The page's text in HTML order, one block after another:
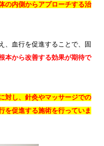
の内側からアプローチする治
、血行を促進することで、固
本から改善する効果が期待で
対し、針灸やマッサージでの
を促進する施術を行っていま